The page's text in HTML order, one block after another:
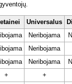
Universalus
Neribojama
Neribojama
Neribojama
+ +